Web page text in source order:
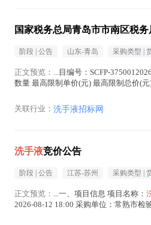
国家税务总局青岛市市南区税务
阶段 | 公告 山东-青岛 采购类型 |
正文预览： ...目编号：SCFP-
数量 最高限制单价(元) 最高限制总价(元
关联行业： 洗手液招标网
洗手液竞价公告
阶段 | 公告 江苏-苏州 采购类型 |
正文预览： ...一、项目信息 项目名称：
2026-08-12 18:00 采购单位：常熟市